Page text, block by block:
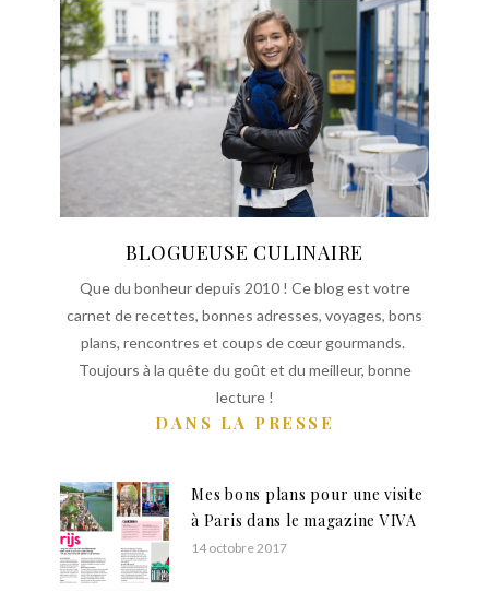
BLOGUEUSE CULINAIRE
Que du bonheur depuis 2010 ! Ce blog est votre
carnet de recettes, bonnes adresses, voyages, bons
plans, rencontres et coups de cœur gourmands.
Toujours à la quête du goût et du meilleur, bonne
lecture !
DANS LA PRESSE
Mes bons plans pour une visite
à Paris dans le magazine VIVA
14 octobre 2017